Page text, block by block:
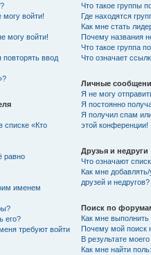
могу войти!
могу войти!
ввод
списке «Кто
равно
именем
его?
требуют войти
Что такое группы
Где находятся
Как мне стать
Почему названия
Что такое группа
Что означает
Личные
Я не могу
Я постоянно
Я получил спам
этой конференции!
Друзья и недруги
Что означают
Как мне
друзей и недругов?
Поиск по
Как мне
Почему мой поиск
В результате
Как мне найти